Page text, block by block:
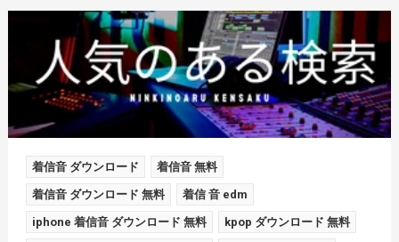
着信音 ダウンロード 着信音 無料
着信音 ダウンロード 無料 着信 音 edm
iphone 着信音 ダウンロード 無料 kpop ダウンロード 無料